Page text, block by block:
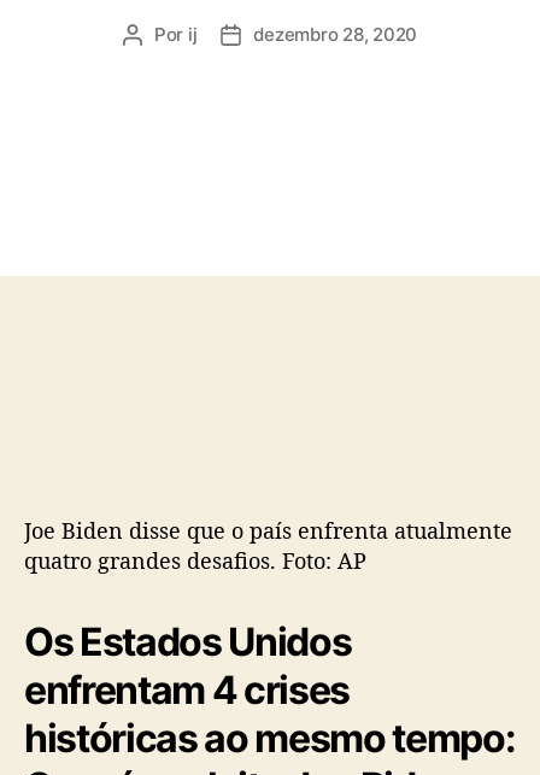
A
s
Por ij
D
l
dezembro 28, 2020
Joe Biden disse que o país enfrenta atualmente
quatro grandes desafios. Foto: AP
Os Estados Unidos
enfrentam 4 crises
históricas ao mesmo tempo: